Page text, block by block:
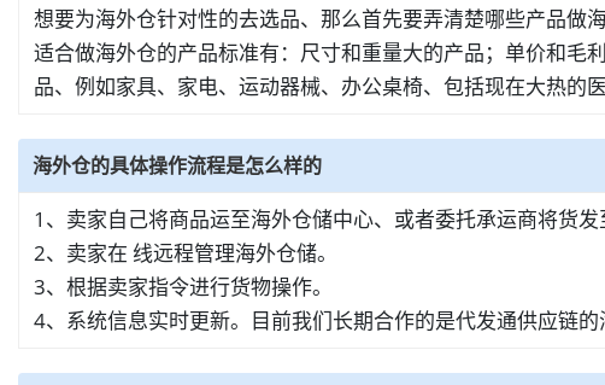
想要为海外仓针对性的去选品、那么首先要弄清楚哪些产品做
适合做海外仓的产品标准有：尺寸和重量大的产品；单价和毛
品、例如家具、家电、运动器械、办公桌椅、包括现在大热的
海外仓的具体操作流程是怎么样的
1、卖家自己将商品运至海外仓储中心、或者委托承运商将货发
2、卖家在 线远程管理海外仓储。
3、根据卖家指令进行货物操作。
4、系统信息实时更新。目前我们长期合作的是代发通供应链